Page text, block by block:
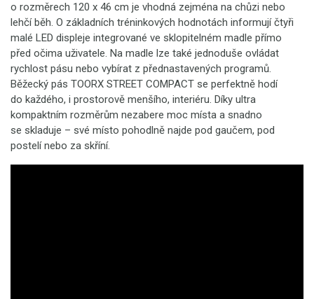
o rozměrech 120 x 46 cm je vhodná zejména na chůzi nebo
lehčí běh. O základních tréninkových hodnotách informují čtyři
malé LED displeje integrované ve sklopitelném madle přímo
před očima uživatele. Na madle lze také jednoduše ovládat
rychlost pásu nebo vybírat z přednastavených programů.
Běžecký pás TOORX STREET COMPACT se perfektně hodí
do každého, i prostorově menšího, interiéru. Díky ultra
kompaktním rozměrům nezabere moc místa a snadno
se skladuje – své místo pohodlně najde pod gaučem, pod
postelí nebo za skříní.